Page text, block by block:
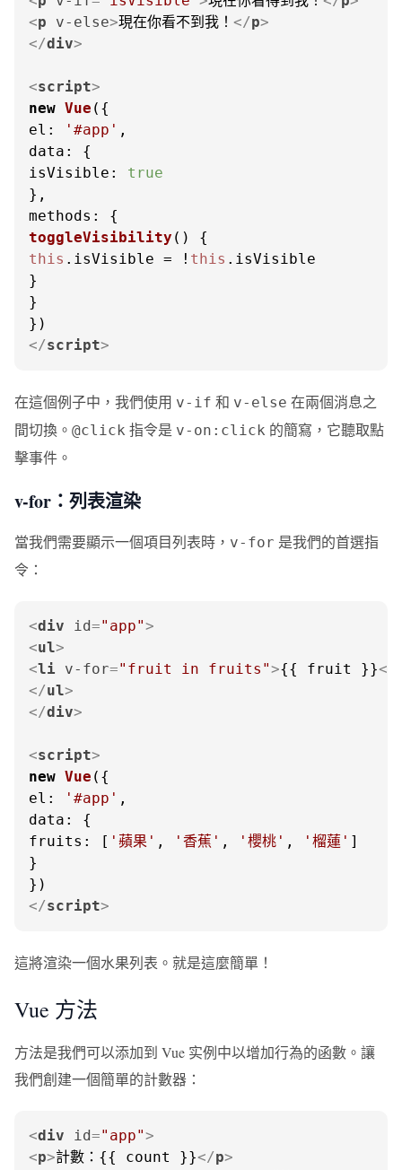
<p v-else>現在你看不到我！ </p>
</div>
<script>
new Vue
el : '#app'
data
isVisible : true
methods
toggleVisibility (
this . isVisible = ! this . isVisible
}
}
</script>
在這個例子中，我們使用 v-if 和 v-else 在兩個消息之
間切換。 @click 指令是 v-on:click 的簡寫，它聽取點
擊事件。
v-for：列表渲染
當我們需要顯示一個項目列表時， v-for 是我們的首選指
令：
<div id="app">
<ul>
<li v-for="fruit in fruits">{{ fruit }}</
</ul>
</div>
<script>
new Vue
el : '#app'
data
fruits : [ '蘋果' , '香蕉' , '櫻桃' , '榴蓮' ]
}
</script>
這將渲染一個水果列表。就是這麼簡單！
Vue 方法
方法是我們可以添加到 Vue 实例中以增加行為的函數。讓
我們創建一個簡單的計數器：
<div id="app">
<p>計數：{{ count }}</p>